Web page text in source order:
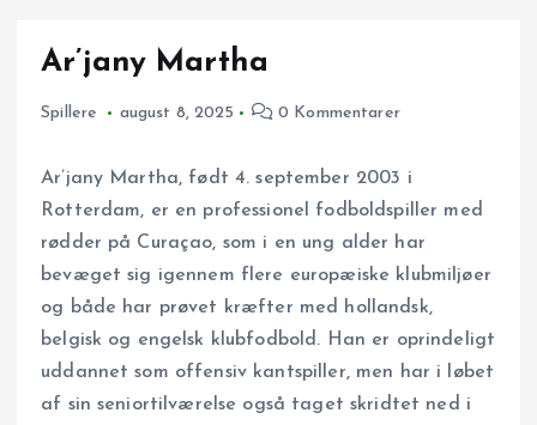
Ar’jany Martha
Spillere august 8, 2025 0 Kommentarer
Ar’jany Martha, født 4. september 2003 i
Rotterdam, er en professionel fodboldspiller med
rødder på Curaçao, som i en ung alder har
bevæget sig igennem flere europæiske klubmiljøer
og både har prøvet kræfter med hollandsk,
belgisk og engelsk klubfodbold. Han er oprindeligt
uddannet som offensiv kantspiller, men har i løbet
af sin seniortilværelse også taget skridtet ned i